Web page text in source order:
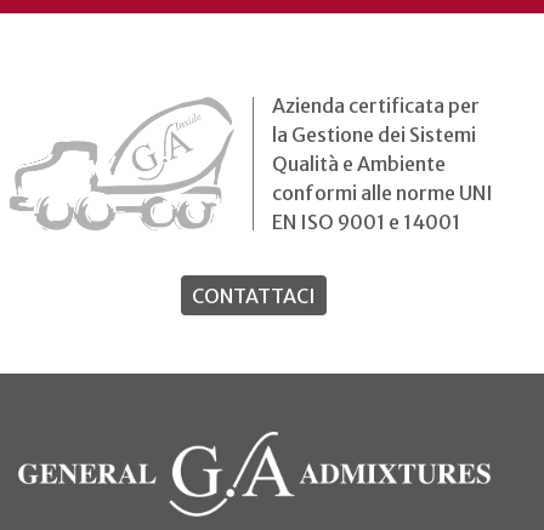
Azienda certificata per
la Gestione dei Sistemi
Qualità e Ambiente
conformi alle norme UNI
EN ISO 9001 e 14001
CONTATTACI